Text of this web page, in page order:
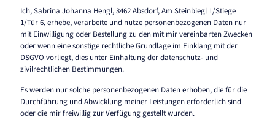
Ich, Sabrina Johanna Hengl, 3462 Absdorf, Am Steinbiegl 1/Stiege
1/Tür 6, erhebe, verarbeite und nutze personenbezogenen Daten nur
mit Einwilligung oder Bestellung zu den mit mir vereinbarten Zwecken
oder wenn eine sonstige rechtliche Grundlage im Einklang mit der
DSGVO vorliegt, dies unter Einhaltung der datenschutz- und
zivilrechtlichen Bestimmungen.
Es werden nur solche personenbezogenen Daten erhoben, die für die
Durchführung und Abwicklung meiner Leistungen erforderlich sind
oder die mir freiwillig zur Verfügung gestellt wurden.